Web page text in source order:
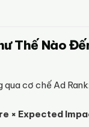
Thế Nào
cơ chế Ad
× Expected